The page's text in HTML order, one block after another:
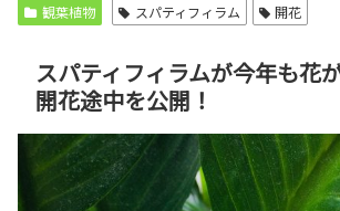
観葉植物 スパティフィラム 開花
スパティフィラムが今年も花
開花途中を公開！